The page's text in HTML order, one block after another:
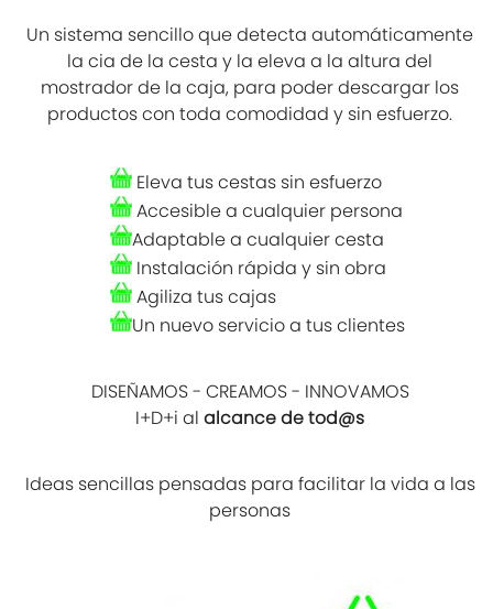
Un sistema sencillo que detecta automáticamente
la cia de la cesta y la eleva a la altura del
mostrador de la caja, para poder descargar los
productos con toda comodidad y sin esfuerzo.
Eleva tus cestas sin esfuerzo
Accesible a cualquier persona
Adaptable a cualquier cesta
Instalación rápida y sin obra
Agiliza tus cajas
Un nuevo servicio a tus clientes
DISEÑAMOS - CREAMOS - INNOVAMOS
I+D+i al alcance de tod@s
Ideas sencillas pensadas para facilitar la vida a las
personas